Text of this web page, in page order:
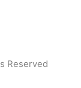
Reserved